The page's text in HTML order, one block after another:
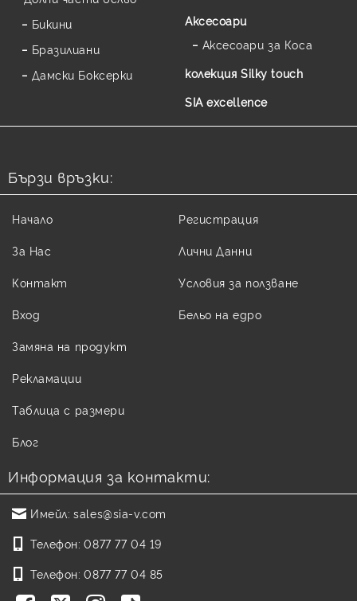
Бикини
Бразилиани
Дамски Боксерки
Аксесоари
Аксесоари за Коса
колекция Silky touch
SIA excellence
Бързи връзки:
Начало
За Нас
Контакт
Вход
Регистрация
Лични Данни
Условия за ползване
Бельо на едро
Замяна на продукт
Рекламации
Таблица с размери
Блог
Информация за контакти:
Имейл: sales@sia-v.com
Телефон: 0877 77 04 19
Телефон: 0877 77 04 85